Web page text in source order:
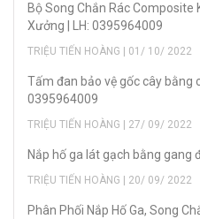
Bộ Song Chắn Rác Composite
Xưởng | LH: 0395964009
TRIỆU TIẾN HOÀNG | 01/ 10/ 2022
Tấm đan bảo vệ gốc cây bằng
0395964009
TRIỆU TIẾN HOÀNG | 27/ 09/ 2022
Nắp hố ga lát gạch bằng gang
TRIỆU TIẾN HOÀNG | 20/ 09/ 2022
Phân Phối Nắp Hố Ga, Song